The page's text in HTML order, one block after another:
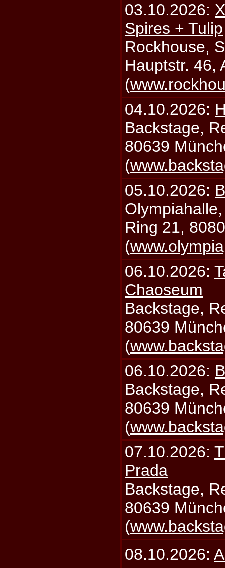
03.10.2026:
Spires + Tulip
Rockhouse,
Hauptstr. 46,
(
04.10.2026:
Backstage,
80639
(
05.10.2026:
Ring 21,
(
06.10.2026:
Chaoseum
Backstage,
80639
(
06.10.2026:
Backstage,
80639
(
07.10.2026:
Prada
Backstage,
80639
(
08.10.2026: